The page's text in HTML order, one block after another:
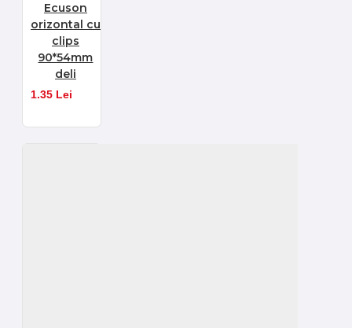
Ecuson
orizontal cu
clips
90*54mm
deli
1.35 Lei